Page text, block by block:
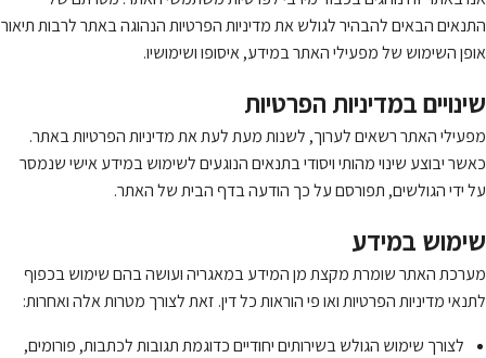
התנאים הבאים להבהיר לגולש את מדיניות הפרטיות הנהוגה באתר לרבות תיאור
אופן השימוש של מפעילי האתר במידע, איסופו ושימושיו.
שינויים במדיניות הפרטיות
מפעילי האתר רשאים לערוך, לשנות מעת לעת את מדיניות הפרטיות באתר.
כאשר יבוצע שינוי מהותי ויסודי בתנאים הנוגעים לשימוש במידע אישי שנמסר
על ידי הגולשים, תפורסם על כך הודעה בדף הבית של האתר.
שימוש במידע
מערכת האתר שומרת מקצת מן המידע במאגריה ועושה בהם שימוש בכפוף
לתנאי מדיניות הפרטיות ואו פי הוראות כל דין. זאת לצורך מטרות אלה ואחרות:
לצורך שימוש הגולש בשירותים יחודיים כדוגמת תגובות לכתבות, פורומים,